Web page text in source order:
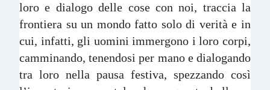
loro e dialogo delle cose con noi, traccia la
frontiera su un mondo fatto solo di verità e in
cui, infatti, gli uomini immergono i loro corpi,
camminando, tenendosi per mano e dialogando
tra loro nella pausa festiva, spezzando così